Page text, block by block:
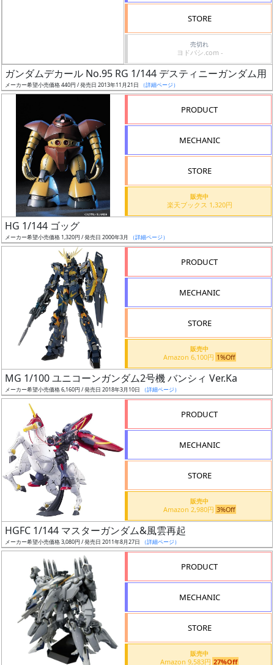
ル
ー
ズ・
況
売
む
開
始
抽
選
STORE
売切れ
ヨドバシ.com -
ガンダムデカール No.95 RG 1/144 デスティニーガンダム用
メーカー希望小売価格 440円 / 発売日 2013年11月21日 （詳細ページ）
PRODUCT
MECHANIC
STORE
販売中
楽天ブックス 1,320円
HG 1/144 ゴッグ
メーカー希望小売価格 1,320円 / 発売日 2000年3月 （詳細ページ）
PRODUCT
MECHANIC
STORE
販売中
Amazon 6,100円 1%Off
MG 1/100 ユニコーンガンダム2号機 バンシィ Ver.Ka
メーカー希望小売価格 6,160円 / 発売日 2018年3月10日 （詳細ページ）
PRODUCT
MECHANIC
STORE
販売中
Amazon 2,980円 3%Off
HGFC 1/144 マスターガンダム&風雲再起
メーカー希望小売価格 3,080円 / 発売日 2011年8月27日 （詳細ページ）
PRODUCT
MECHANIC
STORE
販売中
Amazon 9,583円 27%Off